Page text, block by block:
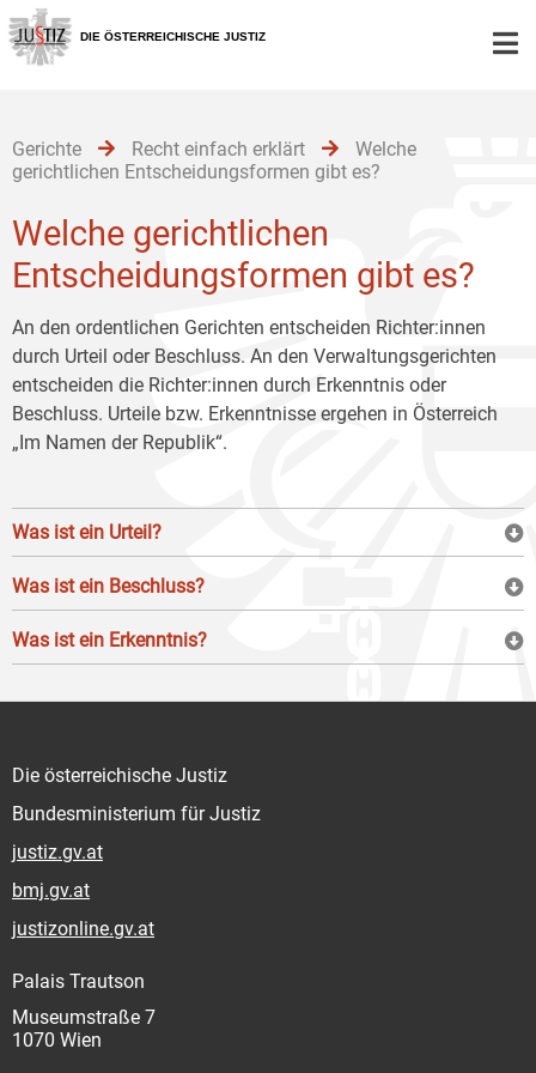
Zur
Hauptnavigation
[1]
Zum
Inhalt
[2]
Zum
Untermenü
[3]
DIE ÖSTERREICHISCHE JUSTIZ
Gerichte Recht einfach erklärt
Welche
gerichtlichen Entscheidungsformen gibt es?
Welche gerichtlichen
Entscheidungsformen gibt es?
An den ordentlichen Gerichten entscheiden Richter:innen
durch Urteil oder Beschluss. An den Verwaltungsgerichten
entscheiden die Richter:innen durch Erkenntnis oder
Beschluss. Urteile bzw. Erkenntnisse ergehen in Österreich
„Im Namen der Republik“.
Was ist ein Urteil?
Was ist ein Beschluss?
Was ist ein Erkenntnis?
Die österreichische Justiz
Bundesministerium für Justiz
justiz.gv.at
bmj.gv.at
justizonline.gv.at
Palais Trautson
Museumstraße 7
1070 Wien